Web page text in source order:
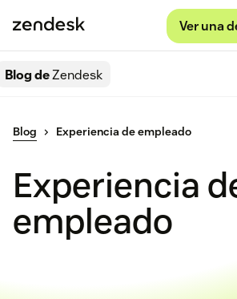
Ver una
Blog deZendesk
Blog Experiencia de empleado
Experiencia
empleado